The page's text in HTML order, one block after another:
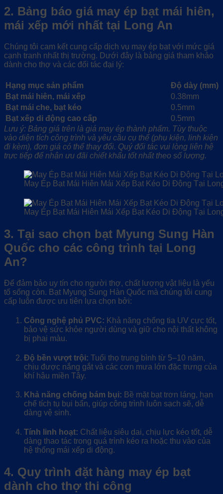
2. Bảng báo giá may ép bạt mái hiên,
mái xếp mới nhất tại Long An
Chúng tôi cam kết cung cấp dịch vụ may ép bạt với mức giá
cạnh tranh nhất thị trường. Dưới đây là bảng giá tham khảo
dành cho thợ và các đối tác đại lý:
Hạng mục sản phẩm
Độ dày (mm)
Bạt mái hiên, mái xếp
0.38mm
Bạt mái che, bạt kéo
0.5mm
Bạt xếp di động cao cấp
0.5mm
Lưu ý: Bảng giá trên là giá may ép thành phẩm. Tùy thuộc
vào diện tích công trình và yêu cầu cụ thể (phụ kiện, linh kiện
đi kèm), đơn giá có thể thay đổi. Quý đối tác vui lòng liên hệ
trực tiếp để nhận ưu đãi chiết khấu tốt nhất theo số lượng.
May Ép Bạt Mái Hiên Mái Xếp Bạt Kéo Di Động Tại
May Ép Bạt Mái Hiên Mái Xếp Bạt Kéo Di Động Tại
3. Tại sao chọn bạt Myung Sung Hàn
Quốc cho các công trình tại Long
An?
Để đảm bảo uy tín cho người thợ, chất lượng vật liệu là yếu
tố sống còn. Bạt Myung Sung Hàn Quốc mà chúng tôi cung
cấp luôn được ưu tiên lựa chọn bởi:
Công nghệ phủ PVC: Khả năng chống tia UV cực tốt,
bảo vệ sức khỏe người dùng và giữ cho nội thất không
bị phai màu.
Độ bền vượt trội: Tuổi thọ trung bình từ 5–10 năm,
chịu được nắng gắt và các cơn mưa lớn đặc trưng của
khí hậu miền Tây.
Khả năng chống bám bụi: Bề mặt bạt trơn láng, hạn
chế tích tụ bụi bẩn, giúp công trình luôn sạch sẽ, dễ
dàng vệ sinh.
Tính linh hoạt: Chất liệu siêu dai, chịu lực kéo tốt, dễ
dàng thao tác trong quá trình kéo ra hoặc thu vào của
hệ thống mái xếp di động.
4. Quy trình đặt hàng may ép bạt
dành cho thợ thi công